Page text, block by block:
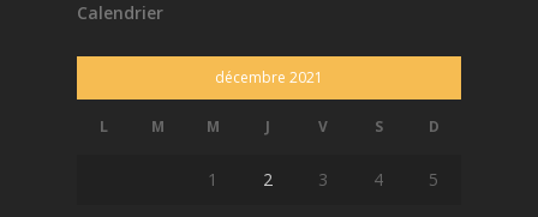
Calendrier
décembre 2021
L M M J V S D
1 2 3 4 5